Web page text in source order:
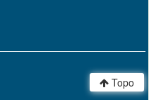
Topo